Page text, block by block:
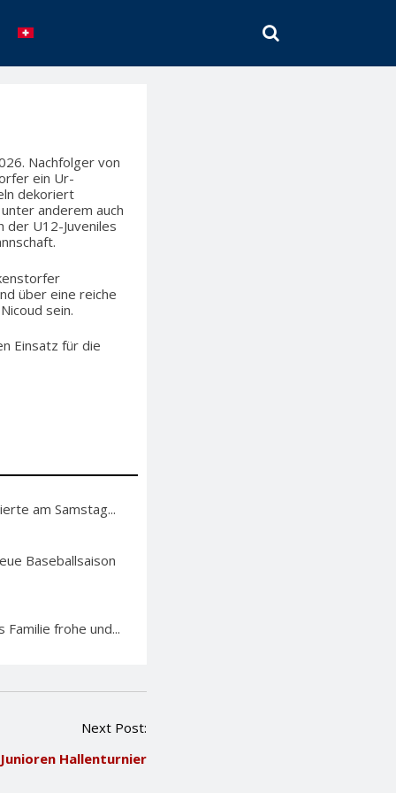
SEARCH
Nachfolger von
ein Ur-
dekoriert
anderem auch
der U12-Juveniles
über eine reiche
sein.
Einsatz für die
am Samstag...
Baseballsaison
frohe und...
Next Post:
Hallenturnier